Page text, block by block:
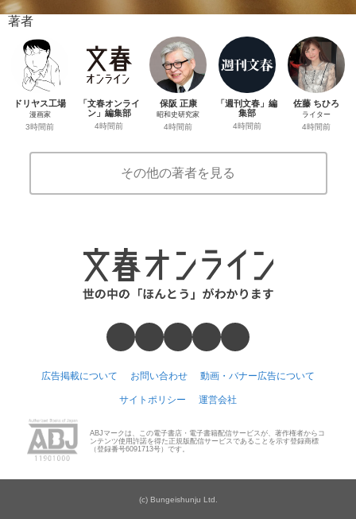
著者
ドリヤス工場
漫画家
3時間前
「文春オンライ
ン」編集部
4時間前
保阪 正康
昭和史研究家
4時間前
「週刊文春」編
集部
4時間前
佐藤 ちひろ
ライター
4時間前
その他の著者を見る
広告掲載について お問い合わせ 動画・バナー広告について
サイトポリシー 運営会社
ABJマークは、この電子書店・電子書籍配信サービスが、著作権者からコ
ンテンツ使用許諾を得た正規版配信サービスであることを示す登録商標
（登録番号6091713号）です。
(c) Bungeishunju Ltd.